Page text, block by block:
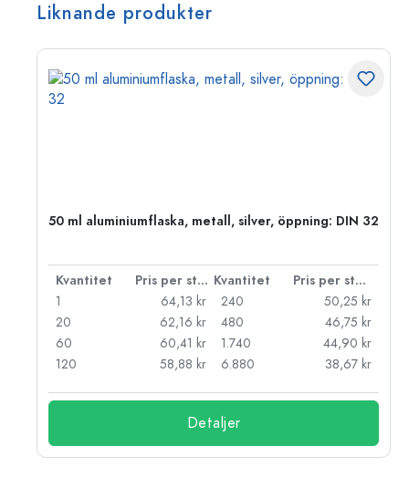
Liknande produkter
50 ml aluminiumflaska, metall, silver, öppning: DIN 32
Kvantitet Pris per styck Kvantitet
Pris per styck
1
64,13 kr
20
62,16 kr
60
60,41 kr
120
58,88 kr
240
50,25 kr
480
46,75 kr
1.740
44,90 kr
6.880
38,67 kr
Detaljer